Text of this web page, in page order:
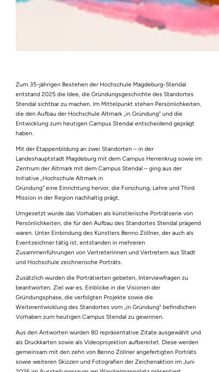
Zum 35-jährigen Bestehen der Hochschule Magdeburg-Stendal
entstand 2025 die Idee, die Gründungsgeschichte des Standortes
Stendal sichtbar zu machen. Im Mittelpunkt stehen Persönlichkeiten,
die den Aufbau der Hochschule Altmark „in Gründung“ und die
Entwicklung zum heutigen Campus Stendal entscheidend geprägt
haben.
Mit der Etappenbildung an zwei Standorten – in der
Landeshauptstadt Magdeburg mit dem Campus Herrenkrug sowie im
Zentrum der Altmark mit dem Campus Stendal – ging aus der
Initiative „Hochschule Altmark in
Gründung“ eine Einrichtung hervor, die Forschung, Lehre und Third
Mission in der Region nachhaltig prägt.
Umgesetzt wurde das Vorhaben als künstlerische Porträtserie von
Persönlichkeiten, die für den Aufbau des Standortes Stendal prägend
waren. Unter Einbindung des Künstlers Benno Zöllner, der auch als
Eventzeichner tätig ist, entstanden in mehreren
Zusammenführungen von Vertreterinnen und Vertretern aus Stadt
und Hochschule zeichnerische Porträts.
Zusätzlich wurden die Porträtierten gebeten, Interviewfragen zu
beantworten. Ziel war es, Einblicke in die Visionen der
Gründungsphase, die verfolgten Projekte sowie die
Weiterentwicklung des Standortes vom „in Gründung“ befindlichen
Vorhaben zum heutigen Campus Stendal zu gewinnen.
Aus den Antworten wurden 80 repräsentative Zitate ausgewählt und
als Druckkarten sowie als Videoprojektion aufbereitet. Diese werden
gemeinsam mit den zehn von Benno Zöllner angefertigten Porträts
sowie weiteren Skizzen und Fotografien der Zeichenaktion im Juni